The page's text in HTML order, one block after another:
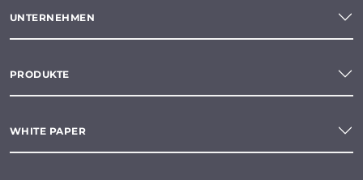
UNTERNEHMEN
PRODUKTE
WHITE PAPER